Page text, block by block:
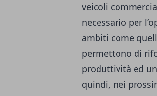
veicoli
necessario per
ambiti come
permettono di
produttività ed
quindi, nei